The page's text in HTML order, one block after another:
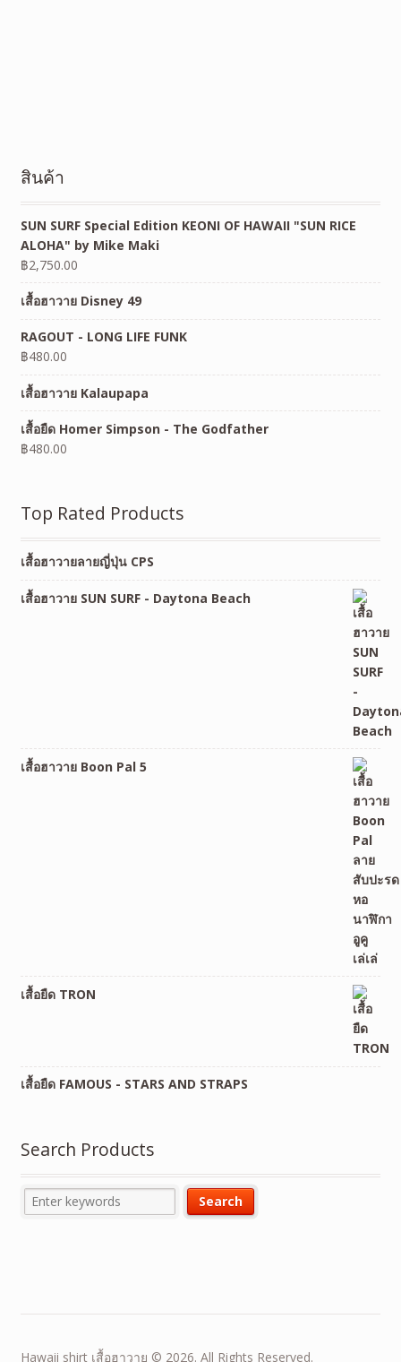
สินค้า
SUN SURF Special Edition KEONI OF HAWAII "SUN RICE
ALOHA" by Mike Maki
฿2,750.00
เสื้อฮาวาย Disney 49
RAGOUT - LONG LIFE FUNK
฿480.00
เสื้อฮาวาย Kalaupapa
เสื้อยืด Homer Simpson - The Godfather
฿480.00
Top Rated Products
เสื้อฮาวายลายญี่ปุ่น CPS
เสื้อฮาวาย SUN SURF - Daytona Beach
เสื้อฮาวาย Boon Pal 5
เสื้อยืด TRON
เสื้อยืด FAMOUS - STARS AND STRAPS
Search Products
Hawaii shirt เสื้อฮาวาย © 2026. All Rights Reserved.